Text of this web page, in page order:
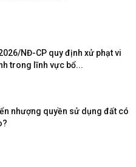
NĐ-CP quy định xử phạt vi
trong lĩnh vực bổ...
nhượng quyền sử dụng đất có